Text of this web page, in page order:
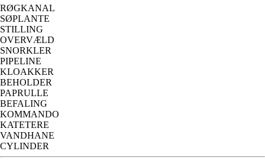
RØGKANAL
SØPLANTE
STILLING
OVERVÆLD
SNORKLER
PIPELINE
KLOAKKER
BEHOLDER
PAPRULLE
BEFALING
KOMMANDO
KATETERE
VANDHANE
CYLINDER